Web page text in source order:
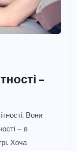
–
Вони
– в
Хоча